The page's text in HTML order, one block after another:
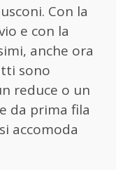
Con la
e con la
anche ora
sono
reduce o un
da prima fila
accomoda